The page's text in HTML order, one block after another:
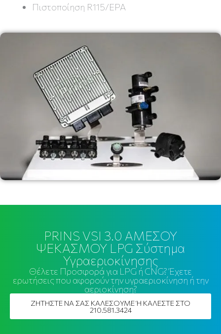
Πιστοποίηση R115/EPA
PRINS VSI 3.0 ΑΜΕΣΟΥ
ΨΕΚΑΣΜΟΥ LPG Σύστημα
Υγραεριοκίνησης
Θέλετε Προσφορά για LPG ή CNG? Έχετε
ερωτήσεις που αφορούν την υγραεριοκίνηση ή την
αεριοκίνηση?
ΖΗΤΗΣΤΕ ΝΑ ΣΑΣ ΚΑΛΕΣΟΥΜΕ Ή ΚΑΛΕΣΤΕ ΣΤΟ
210.581.3424